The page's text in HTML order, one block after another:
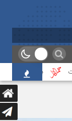
بررسی چالش‌های